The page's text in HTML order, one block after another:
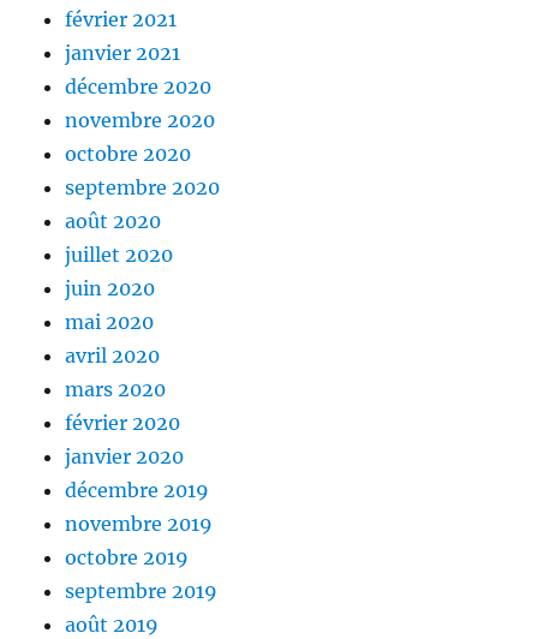
février 2021
janvier 2021
décembre 2020
novembre 2020
octobre 2020
septembre 2020
août 2020
juillet 2020
juin 2020
mai 2020
avril 2020
mars 2020
février 2020
janvier 2020
décembre 2019
novembre 2019
octobre 2019
septembre 2019
août 2019